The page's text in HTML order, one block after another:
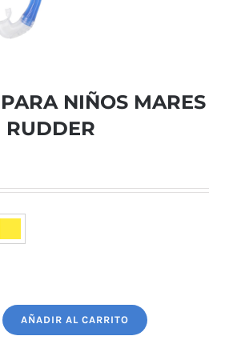
NIÑOS MARES
AÑADIR AL CARRITO